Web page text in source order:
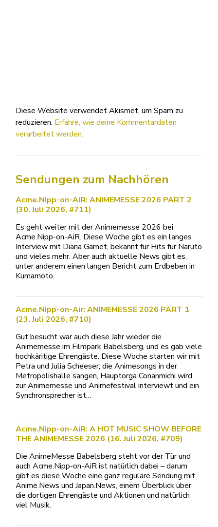
Diese Website verwendet Akismet, um Spam zu
reduzieren. Erfahre, wie deine Kommentardaten
verarbeitet werden.
Sendungen zum Nachhören
Acme.Nipp-on-AiR: ANIMEMESSE 2026 PART 2
(30. Juli 2026, #711)
Es geht weiter mit der Animemesse 2026 bei
Acme.Nipp-on-AiR. Diese Woche gibt es ein langes
Interview mit Diana Garnet, bekannt für Hits für Naruto
und vieles mehr. Aber auch aktuelle News gibt es,
unter anderem einen langen Bericht zum Erdbeben in
Kumamoto.
Acme.Nipp-on-Air: ANIMEMESSE 2026 PART 1
(23. Juli 2026, #710)
Gut besucht war auch diese Jahr wieder die
Animemesse im Filmpark Babelsberg, und es gab viele
hochkäritige Ehrengäste. Diese Woche starten wir mit
Petra und Julia Scheeser, die Animesongs in der
Metropolishalle sangen, Hauptorga Conanmichi wird
zur Animemesse und Animefestival interviewt und ein
Synchronsprecher ist…
Acme.Nipp-on-AiR: A HOT MUSIC SHOW BEFORE
THE ANIMEMESSE 2026 (16. Juli 2026, #709)
Die AnimeMesse Babelsberg steht vor der Tür und
auch Acme.Nipp-on-AiR ist natürlich dabei – darum
gibt es diese Woche eine ganz reguläre Sendung mit
Anime.News und Japan.News, einem Überblick über
die dortigen Ehrengäste und Aktionen und natürlich
viel Musik.